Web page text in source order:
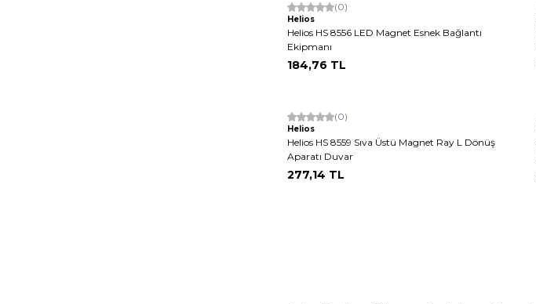
(0)
Helios
Helios HS 8556 LED Magnet Esnek Bağlantı
Ekipmanı
184,76 TL
(0)
Helios
Helios HS 8559 Sıva Üstü Magnet Ray L Dönüş
Aparatı Duvar
277,14 TL